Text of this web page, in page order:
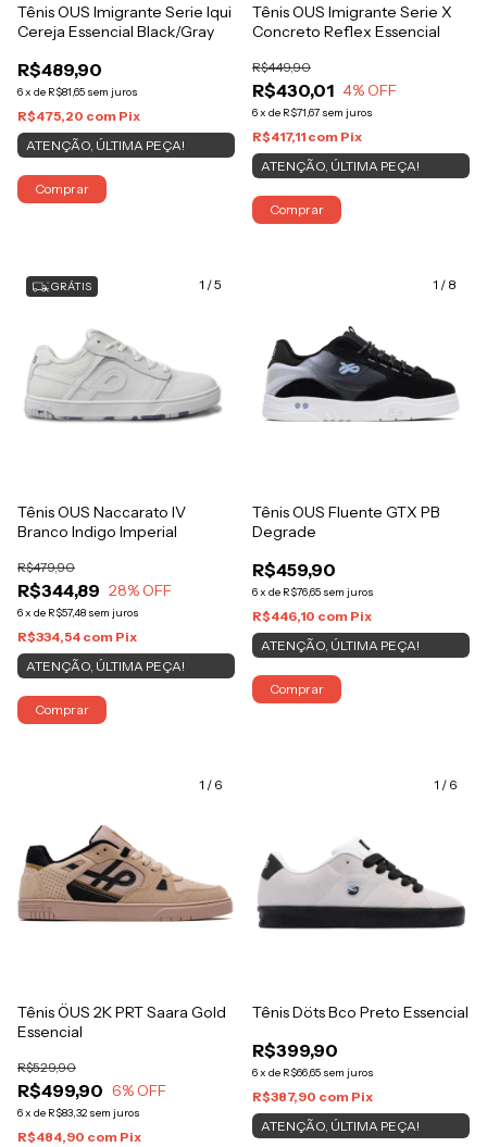
Tênis OUS Imigrante Serie Iqui
Cereja Essencial Black/Gray
R$489,90
6x de R$81,65 sem juros
R$475,20 com Pix
ATENÇÃO, ÚLTIMA PEÇA!
Comprar
Tênis OUS Imigrante Serie X
Concreto Reflex Essencial
R$430,01
R$449,90
4% OFF
6x de R$71,67 sem juros
R$417,11 com Pix
ATENÇÃO, ÚLTIMA PEÇA!
Comprar
1 /5
GRÁTIS
Tênis OUS Naccarato IV
Branco Indigo Imperial
R$344,89
R$479,90
28% OFF
6x de R$57,48 sem juros
R$334,54 com Pix
ATENÇÃO, ÚLTIMA PEÇA!
Comprar
1 / 8
Tênis OUS Fluente GTX PB
Degrade
R$459,90
6x de R$76,65 sem juros
R$446,10 com Pix
ATENÇÃO, ÚLTIMA PEÇA!
Comprar
1 / 6
Tênis ÖUS 2K PRT Saara Gold
Essencial
R$499,90
R$529,90
6% OFF
6x de R$83,32 sem juros
R$484,90 com Pix
1 / 6
Tênis Döts Bco Preto Essencial
R$399,90
6x de R$66,65 sem juros
R$387,90 com Pix
ATENÇÃO, ÚLTIMA PEÇA!